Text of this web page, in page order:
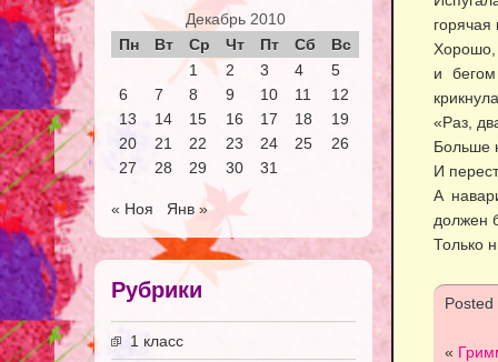
горячая
Хорошо,
и
«Раз,
Больше
И
А
должен
Только
«
Декабрь 2010
Пн
Вт Ср Чт Пт Сб
Вс
1
2 3 4
5
6
7 8 9 10 11
12
13
14 15 16 17 18
19
20
21 22 23 24 25
26
27
28 29 30 31
« Ноя Янв »
Рубрики
1 класс